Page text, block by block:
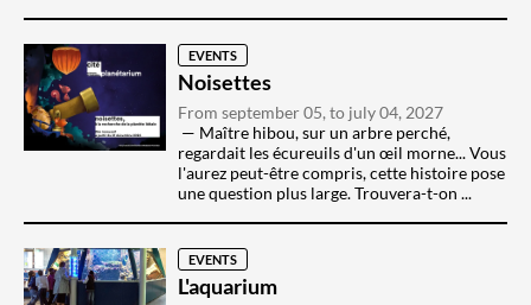
EVENTS
Noisettes
From september 05, to july 04, 2027
Maître hibou, sur un arbre perché,
regardait les écureuils d'un œil morne... Vous
l'aurez peut-être compris, cette histoire pose
une question plus large. Trouvera-t-on ...
EVENTS
L'aquarium